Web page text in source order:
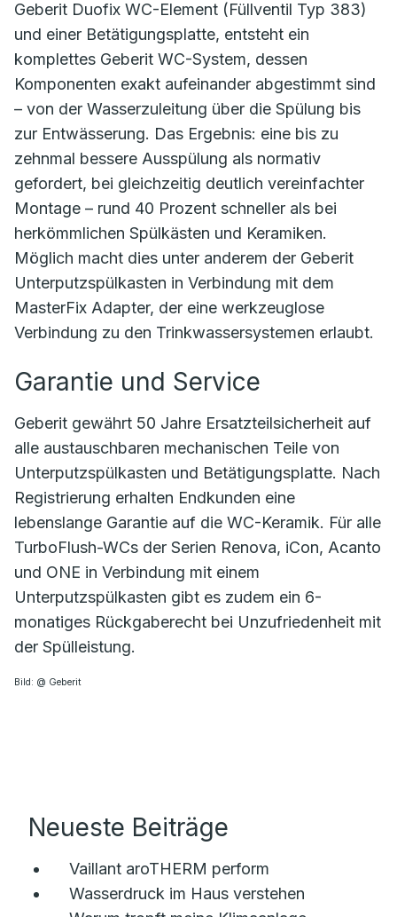
Geberit Duofix WC-Element (Füllventil Typ 383)
und einer Betätigungsplatte, entsteht ein
komplettes Geberit WC-System, dessen
Komponenten exakt aufeinander abgestimmt sind
– von der Wasserzuleitung über die Spülung bis
zur Entwässerung. Das Ergebnis: eine bis zu
zehnmal bessere Ausspülung als normativ
gefordert, bei gleichzeitig deutlich vereinfachter
Montage – rund 40 Prozent schneller als bei
herkömmlichen Spülkästen und Keramiken.
Möglich macht dies unter anderem der Geberit
Unterputzspülkasten in Verbindung mit dem
MasterFix Adapter, der eine werkzeuglose
Verbindung zu den Trinkwassersystemen erlaubt.
Garantie und Service
Geberit gewährt 50 Jahre Ersatzteilsicherheit auf
alle austauschbaren mechanischen Teile von
Unterputzspülkasten und Betätigungsplatte. Nach
Registrierung erhalten Endkunden eine
lebenslange Garantie auf die WC-Keramik. Für alle
TurboFlush-WCs der Serien Renova, iCon, Acanto
und ONE in Verbindung mit einem
Unterputzspülkasten gibt es zudem ein 6-
monatiges Rückgaberecht bei Unzufriedenheit mit
der Spülleistung.
Bild: @ Geberit
Neueste Beiträge
Vaillant aroTHERM perform
Wasserdruck im Haus verstehen